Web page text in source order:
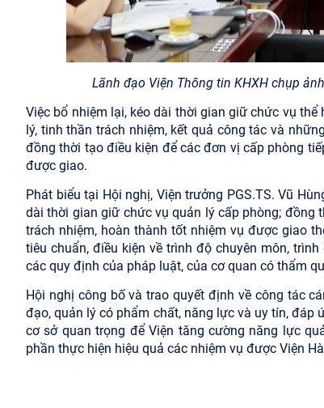
Lãnh đạo Viện Thông tin KHXH chụp
Việc bổ nhiệm lại, kéo dài thời gian giữ chức vụ
lý, tinh thần trách nhiệm, kết quả công tác và
đồng thời tạo điều kiện để các đơn vị cấp phòng
được giao.
Phát biểu tại Hội nghị, Viện trưởng PGS.TS. Vũ
dài thời gian giữ chức vụ quản lý cấp phòng; đồng
trách nhiệm, hoàn thành tốt nhiệm vụ được giao
tiêu chuẩn, điều kiện về trình độ chuyên môn,
các quy định của pháp luật, của cơ quan có thẩm
Hội nghị công bố và trao quyết định về công tác
đạo, quản lý có phẩm chất, năng lực và uy tín, đáp
cơ sở quan trọng để Viện tăng cường năng lực
phần thực hiện hiệu quả các nhiệm vụ được Viện